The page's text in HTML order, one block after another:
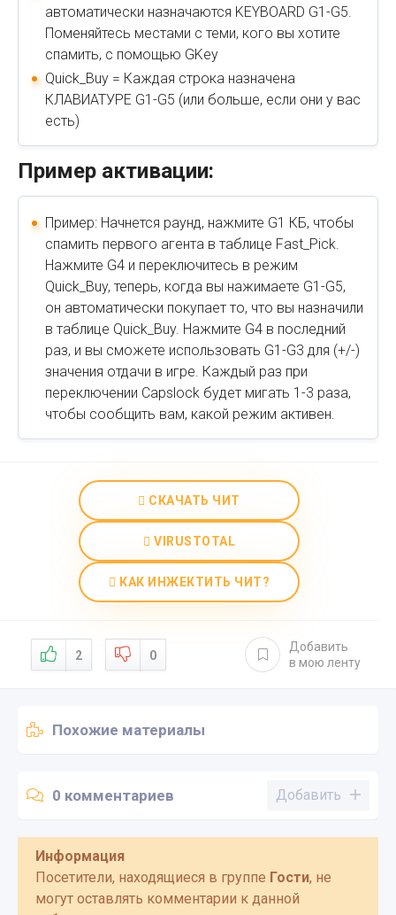
автоматически назначаются KEYBOARD G1-G5.
Поменяйтесь местами с теми, кого вы хотите
спамить, с помощью GKey
Quick_Buy = Каждая строка назначена
КЛАВИАТУРЕ G1-G5 (или больше, если они у вас
есть)
Пример активации:
Пример: Начнется раунд, нажмите G1 КБ, чтобы
спамить первого агента в таблице Fast_Pick.
Нажмите G4 и переключитесь в режим
Quick_Buy, теперь, когда вы нажимаете G1-G5,
он автоматически покупает то, что вы назначили
в таблице Quick_Buy. Нажмите G4 в последний
раз, и вы сможете использовать G1-G3 для (+/-)
значения отдачи в игре. Каждый раз при
переключении Capslock будет мигать 1-3 раза,
чтобы сообщить вам, какой режим активен.
СКАЧАТЬ ЧИТ
VIRUSTOTAL
КАК ИНЖЕКТИТЬ ЧИТ?
2 0
Добавить
в мою ленту
Похожие материалы
0 комментариев Добавить
Информация
Посетители, находящиеся в группе Гости, не
могут оставлять комментарии к данной